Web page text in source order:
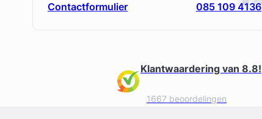
Contactformulier
085 109 4136
Klantwaardering van 8.8!
1667 beoordelingen